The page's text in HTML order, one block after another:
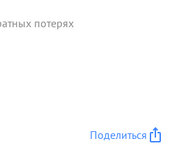
потерях
Поделиться